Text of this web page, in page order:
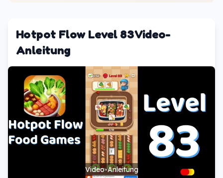
Hotpot Flow Level 83 Video-
Anleitung
Video-Anleitung